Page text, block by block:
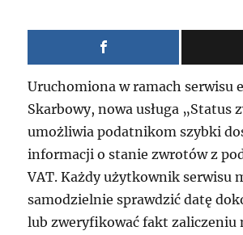
Uruchomiona w ramach serwisu
Skarbowy, nowa usługa „Status
umożliwia podatnikom szybki
informacji o stanie zwrotów z
VAT. Każdy użytkownik serwisu
samodzielnie sprawdzić datę
lub zweryfikować fakt zaliczeniu